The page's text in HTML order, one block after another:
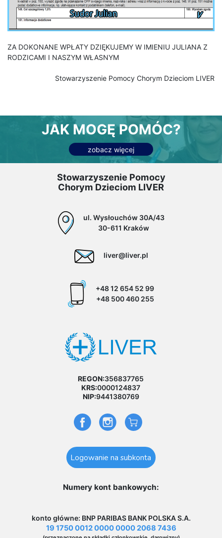
ZA DOKONANE WPŁATY DZIĘKUJEMY W IMIENIU JULIANA Z
RODZICAMI I NASZYM WŁASNYM
Stowarzyszenie Pomocy Chorym Dzieciom LIVER
JAK MOGĘ POMÓC?
zobacz więcej
Stowarzyszenie Pomocy
Chorym Dzieciom LIVER
ul. Wysłouchów 30A/43
30-611 Kraków
liver@liver.pl
+48 12 654 52 99
+48 500 460 255
REGON:356837765
KRS:0000124837
NIP:9441380769
Logowanie na subkonta
Numery kont bankowych:
konto główne: BNP PARIBAS BANK POLSKA S.A.
19 1750 0012 0000 0000 2068 7436